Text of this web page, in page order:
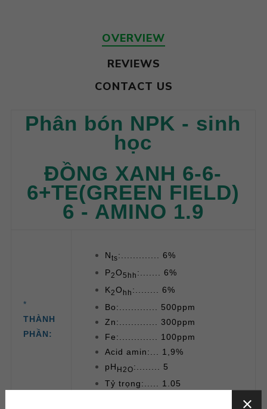
OVERVIEW
REVIEWS
CONTACT US
Phân bón NPK - sinh
học
ĐỒNG XANH 6-6-
6+TE(GREEN FIELD)
6 - AMINO 1.9
*
THÀNH
PHẦN:
Nts:............. 6%
P2O5hh :....... 6%
K 2O hh :........ 6%
Bo:............. 500ppm
Zn:............. 300ppm
Fe:............. 100ppm
Acid amin:... 1,9%
pH H2O:........ 5
Tỷ trọng:..... 1.05